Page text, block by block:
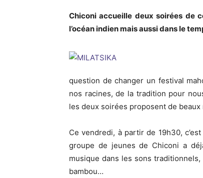
Chiconi accueille deux soirées de
l’océan indien mais aussi dans le
question de changer un festival
nos racines, de la tradition pour
les deux soirées proposent de beaux
Ce vendredi, à partir de 19h30,
groupe de jeunes de Chiconi a
musique dans les sons
bambou…